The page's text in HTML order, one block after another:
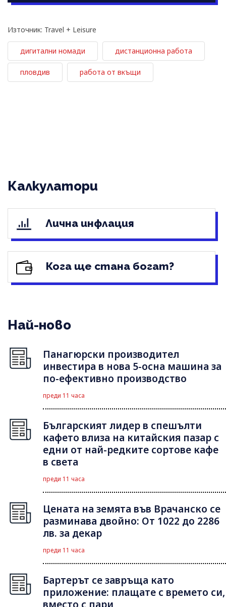
Източник: Travel + Leisure
дигитални номади дистанционна работа
пловдив работа от вкъщи
Калкулатори
Лична инфлация
Кога ще стана богат?
Най-ново
Панагюрски производител
инвестира в нова 5-осна машина за
по-ефективно производство
преди 11 часа
Българският лидер в спешълти
кафето влиза на китайския пазар с
едни от най-редките сортове кафе
в света
преди 11 часа
Цената на земята във Врачанско се
разминава двойно: От 1022 до 2286
лв. за декар
преди 11 часа
Бартерът се завръща като
приложение: плащате с времето си,
вместо с пари